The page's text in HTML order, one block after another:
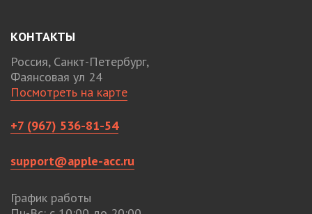
КОНТАКТЫ
Россия, Санкт-Петербург,
Фаянсовая ул 24
Посмотреть на карте
+7 (967) 536-81-54
support@apple-acc.ru
График работы